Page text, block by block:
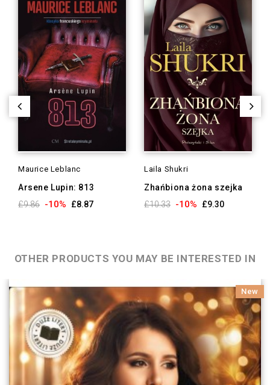
Maurice Leblanc
Arsene Lupin: 813
£9.86 -10% £8.87
Laila Shukri
Zhańbiona żona szejka
£10.33 -10% £9.30
OTHER PRODUCTS YOU MAY BE INTERESTED IN
New